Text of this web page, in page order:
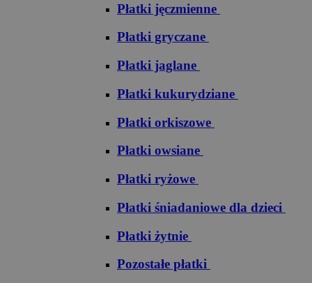
Płatki jęczmienne
Płatki gryczane
Płatki jaglane
Płatki kukurydziane
Płatki orkiszowe
Płatki owsiane
Płatki ryżowe
Płatki śniadaniowe dla dzieci
Płatki żytnie
Pozostałe płatki